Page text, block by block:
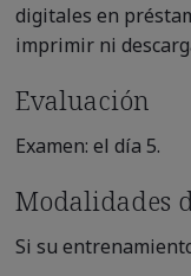
digitales en
imprimir ni
Evaluación
Examen: el día 5.
Modalidades
Si su